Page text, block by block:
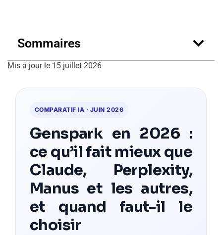
Sommaires
Mis à jour le 15 juillet 2026
COMPARATIF IA · JUIN 2026
Genspark en 2026 :
ce qu’il fait mieux que
Claude, Perplexity,
Manus et les autres,
et quand faut-il le
choisir